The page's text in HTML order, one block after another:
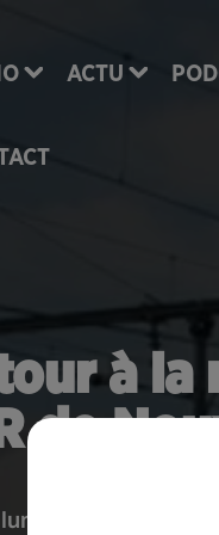
ACTU
à
de
le trafic était